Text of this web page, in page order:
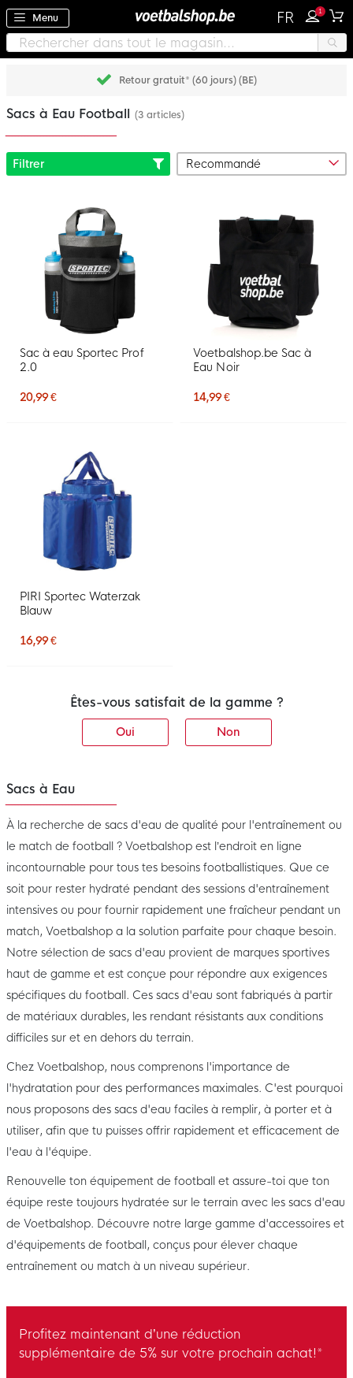
Menu FR 1
Retour gratuit* (60 jours) (BE)
Sacs à Eau Football (3 articles)
Filtrer
Sac à eau Sportec Prof
2.0
20,99 €
Voetbalshop.be Sac à
Eau Noir
14,99 €
PIRI Sportec Waterzak
Blauw
16,99 €
Êtes-vous satisfait de la gamme ?
Oui Non
Sacs à Eau
À la recherche de sacs d'eau de qualité pour l'entraînement ou
le match de football ? Voetbalshop est l’endroit en ligne
incontournable pour tous tes besoins footballistiques. Que ce
soit pour rester hydraté pendant des sessions d'entraînement
intensives ou pour fournir rapidement une fraîcheur pendant un
match, Voetbalshop a la solution parfaite pour chaque besoin.
Notre sélection de sacs d'eau provient de marques sportives
haut de gamme et est conçue pour répondre aux exigences
spécifiques du football. Ces sacs d'eau sont fabriqués à partir
de matériaux durables, les rendant résistants aux conditions
difficiles sur et en dehors du terrain.
Chez Voetbalshop, nous comprenons l'importance de
l'hydratation pour des performances maximales. C'est pourquoi
nous proposons des sacs d'eau faciles à remplir, à porter et à
utiliser, afin que tu puisses offrir rapidement et efficacement de
l'eau à l'équipe.
Renouvelle ton équipement de football et assure-toi que ton
équipe reste toujours hydratée sur le terrain avec les sacs d'eau
de Voetbalshop. Découvre notre large gamme d'accessoires et
d'équipements de football, conçus pour élever chaque
entraînement ou match à un niveau supérieur.
Profitez maintenant d’une réduction
supplémentaire de 5% sur votre prochain achat!*